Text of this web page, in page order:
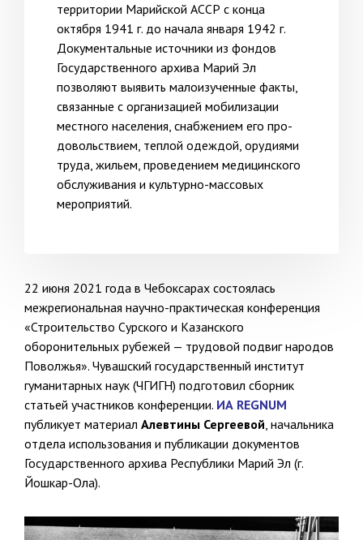
территории Марийской АССР с конца
октября 1941 г. до начала января 1942 г.
Документальные источники из фон­дов
Государственного архива Марий Эл
позволяют выявить малоизученные факты,
связанные с организацией мобилизации
местного населения, снабжением его про­
довольствием, теплой одеждой, орудиями
труда, жильем, проведением медицинского
об­служивания и культурно-массовых
мероприятий.
22 июня 2021 года в Чебоксарах состоялась
межрегиональная научно-практическая конференция
«Строительство Сурского и Казанского
оборонительных рубежей — трудовой подвиг народов
Поволжья». Чувашский государственный институт
гуманитарных наук (ЧГИГН) подготовил сборник
статьей участников конференции. ИА REGNUM
публикует материал Алевтины Сергеевой, начальника
отдела использования и публикации документов
Государственного архива Республики Марий Эл (г.
Йошкар-Ола).